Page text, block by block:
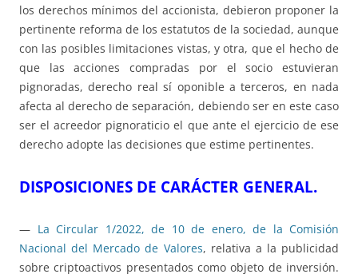
los derechos mínimos del accionista, debieron proponer la
pertinente reforma de los estatutos de la sociedad, aunque
con las posibles limitaciones vistas, y otra, que el hecho de
que las acciones compradas por el socio estuvieran
pignoradas, derecho real sí oponible a terceros, en nada
afecta al derecho de separación, debiendo ser en este caso
ser el acreedor pignoraticio el que ante el ejercicio de ese
derecho adopte las decisiones que estime pertinentes.
DISPOSICIONES DE CARÁCTER GENERAL.
— La Circular 1/2022, de 10 de enero, de la Comisión
Nacional del Mercado de Valores, relativa a la publicidad
sobre criptoactivos presentados como objeto de inversión.